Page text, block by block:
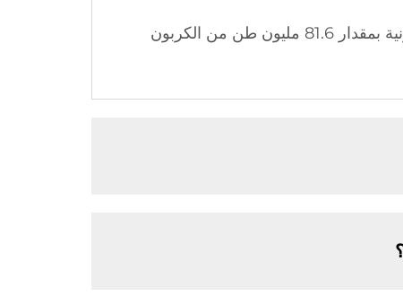
على مدار الـ 10 سنوات الماضية، ساهمت سخانات المياه الشمسية من Sidite في تقليل الانبعاثات الكربونية بمقدار 81.6 مليون طن من الكربون